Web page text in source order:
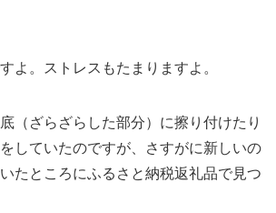
よ。ストレスもたまりますよ。
（ざらざらした部分）に擦り付けたり
していたのですが、さすがに新しいの
たところにふるさと納税返礼品で見つ